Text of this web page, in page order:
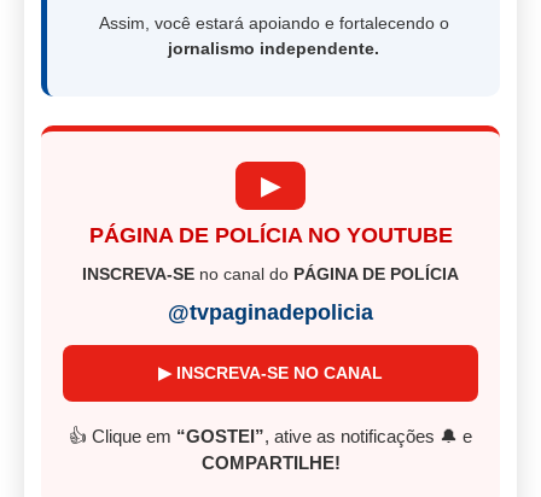
Assim, você estará apoiando e fortalecendo o
jornalismo independente.
▶
PÁGINA DE POLÍCIA NO YOUTUBE
INSCREVA-SE no canal do PÁGINA DE POLÍCIA
@tvpaginadepolicia
▶ INSCREVA-SE NO CANAL
👍 Clique em “GOSTEI”, ative as notificações 🔔 e
COMPARTILHE!